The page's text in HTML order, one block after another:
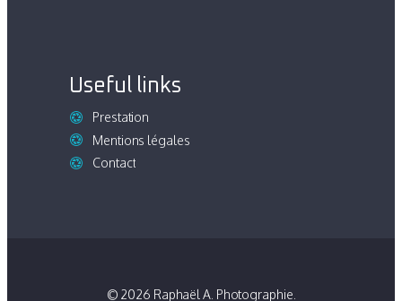
Useful links
Prestation
Mentions légales
Contact
© 2026 Raphaël A. Photographie.